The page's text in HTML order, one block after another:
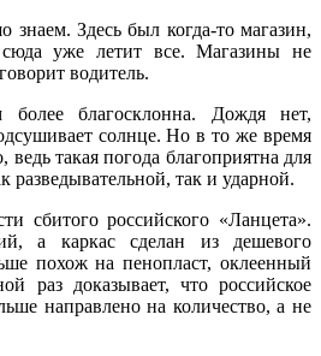
Здесь был когда-то магазин,
уже летит все. Магазины не
водитель.
благосклонна. Дождя нет,
солнце. Но в то же время
такая погода благоприятна для
разведывательной, так и ударной.
сбитого российского «Ланцета».
а каркас сделан из дешевого
похож на пенопласт, оклеенный
раз доказывает, что российское
направлено на количество, а не